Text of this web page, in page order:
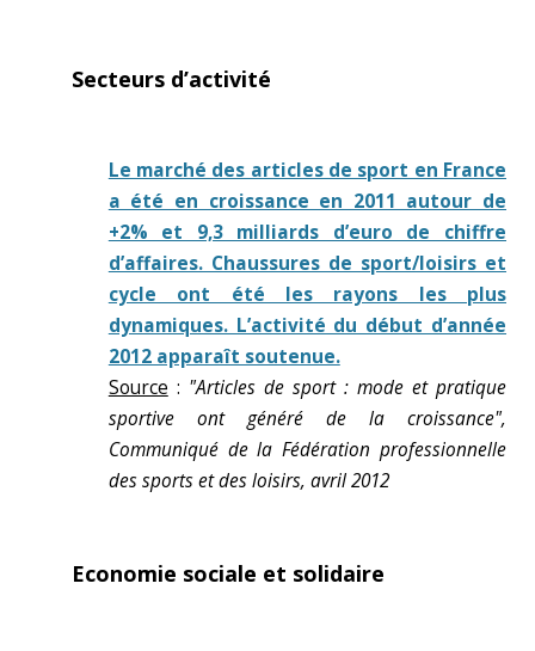
Secteurs d’activité
Le marché des articles de sport en France
a été en croissance en 2011 autour de
+2% et 9,3 milliards d’euro de chiffre
d’affaires. Chaussures de sport/loisirs et
cycle ont été les rayons les plus
dynamiques. L’activité du début d’année
2012 apparaît soutenue.
Source : "Articles de sport : mode et pratique
sportive ont généré de la croissance",
Communiqué de la Fédération professionnelle
des sports et des loisirs, avril 2012
Economie sociale et solidaire